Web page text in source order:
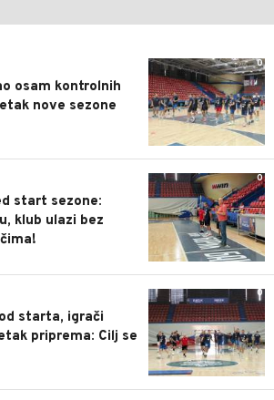
0
osam kontrolnih
nove sezone
0
start sezone:
klub ulazi bez
0
starta, igrači
priprema: Cilj se